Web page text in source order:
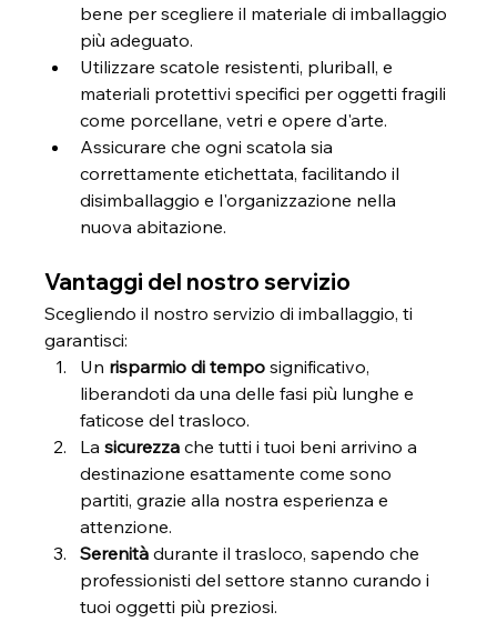
bene per scegliere il materiale di imballaggio
più adeguato.
Utilizzare scatole resistenti, pluriball, e
materiali protettivi specifici per oggetti fragili
come porcellane, vetri e opere d'arte.
Assicurare che ogni scatola sia
correttamente etichettata, facilitando il
disimballaggio e l'organizzazione nella
nuova abitazione.
Vantaggi del nostro servizio
Scegliendo il nostro servizio di imballaggio, ti
garantisci:
Un risparmio di tempo significativo,
liberandoti da una delle fasi più lunghe e
faticose del trasloco.
La sicurezza che tutti i tuoi beni arrivino a
destinazione esattamente come sono
partiti, grazie alla nostra esperienza e
attenzione.
Serenità durante il trasloco, sapendo che
professionisti del settore stanno curando i
tuoi oggetti più preziosi.